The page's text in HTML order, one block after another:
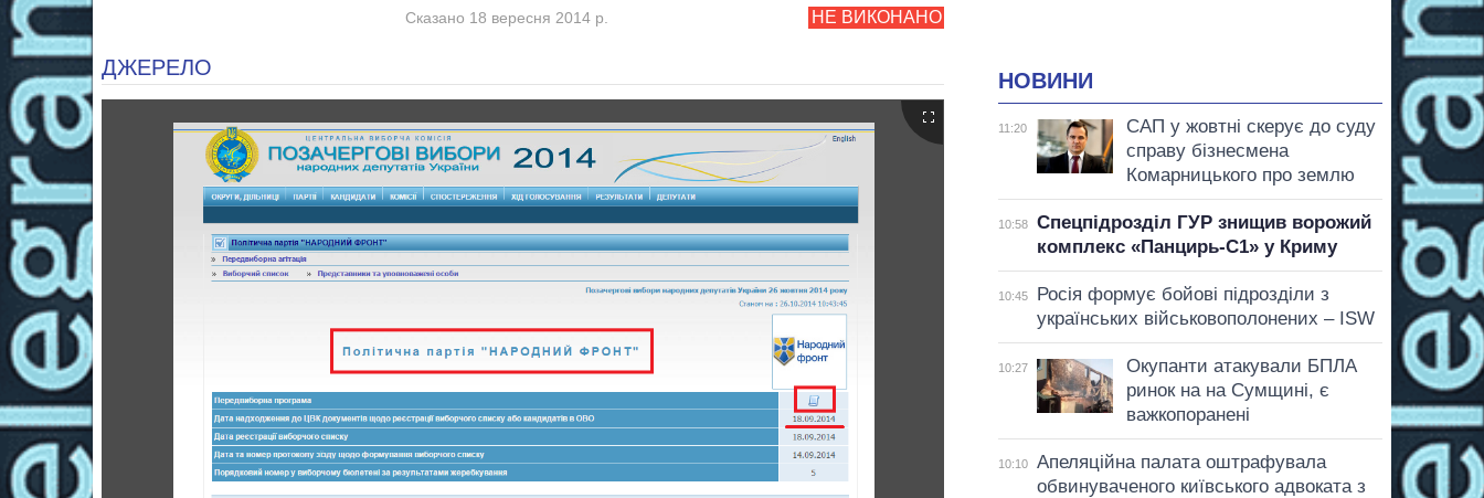
НЕ ВИКОНАНО
Сказано 18 вересня 2014 р.
ДЖЕРЕЛО
НОВИНИ
11:20
САП у жовтні скерує до суду
справу бізнесмена
Комарницького про землю
10:58
Спецпідрозділ ГУР знищив ворожий
комплекс «Панцирь-С1» у Криму
10:45
Росія формує бойові підрозділи з
українських військовополонених – ISW
10:27
Окупанти атакували БПЛА
ринок на на Сумщині, є
важкопоранені
10:10
Апеляційна палата оштрафувала
обвинуваченого київського адвоката з